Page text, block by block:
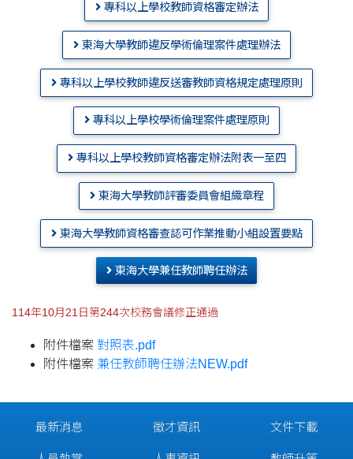
專科以上學校教師資格審定辦法
東海大學教師違反學術倫理案件處理辦法
專科以上學校教師違反送審教師資格規定處理原則
專科以上學校學術倫理案件處理原則
專科以上學校教師資格審定辦法附表一至四
東海大學教師評審委員會組織章程
東海大學教師資格審查認可作業推動小組設置要點
東海大學兼任教師聘任辦法
114年10月21日第244次校務會議修正通過
附件檔案 對照表.pdf
附件檔案 兼任教師聘任辦法NEW.pdf
最新消息 徵才資訊 文件下載